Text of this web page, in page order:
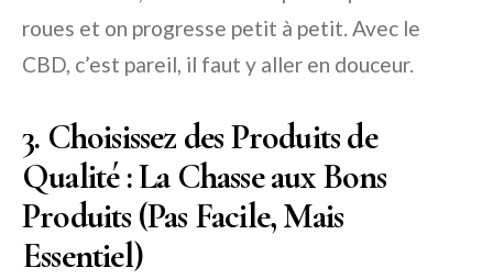
roues et on progresse petit à petit. Avec le
CBD, c’est pareil, il faut y aller en douceur.
3. Choisissez des Produits de
Qualité : La Chasse aux Bons
Produits (Pas Facile, Mais
Essentiel)